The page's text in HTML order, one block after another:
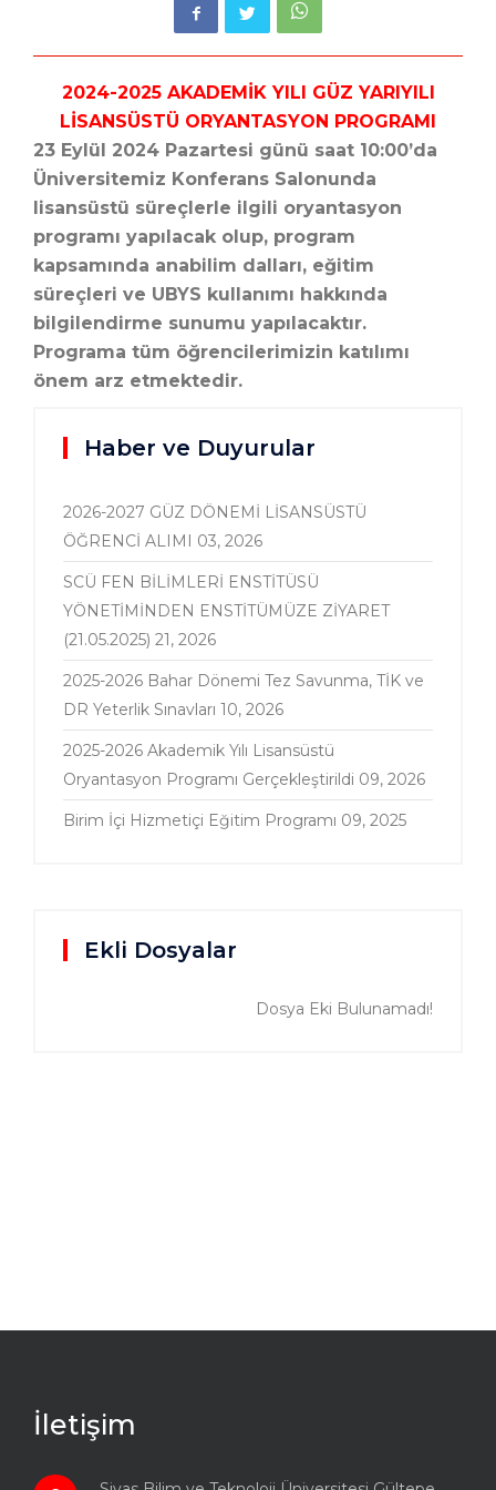
2024-2025 AKADEMİK YILI GÜZ YARIYILI
LİSANSÜSTÜ ORYANTASYON PROGRAMI
23 Eylül 2024 Pazartesi günü saat 10:00’da
Üniversitemiz Konferans Salonunda
lisansüstü süreçlerle ilgili oryantasyon
programı yapılacak olup, program
kapsamında anabilim dalları, eğitim
süreçleri ve UBYS kullanımı hakkında
bilgilendirme sunumu yapılacaktır.
Programa tüm öğrencilerimizin katılımı
önem arz etmektedir.
Haber ve Duyurular
2026-2027 GÜZ DÖNEMİ LİSANSÜSTÜ
ÖĞRENCİ ALIMI 03, 2026
SCÜ FEN BİLİMLERİ ENSTİTÜSÜ
YÖNETİMİNDEN ENSTİTÜMÜZE ZİYARET
(21.05.2025) 21, 2026
2025-2026 Bahar Dönemi Tez Savunma, TİK ve
DR Yeterlik Sınavları 10, 2026
2025-2026 Akademik Yılı Lisansüstü
Oryantasyon Programı Gerçekleştirildi 09, 2026
Birim İçi Hizmetiçi Eğitim Programı 09, 2025
Ekli Dosyalar
Dosya Eki Bulunamadı!
İletişim